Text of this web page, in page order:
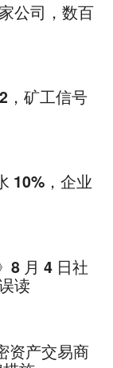
公司，数百
，矿工信号
10%，企业
8 月 4 日社
读
资产交易商